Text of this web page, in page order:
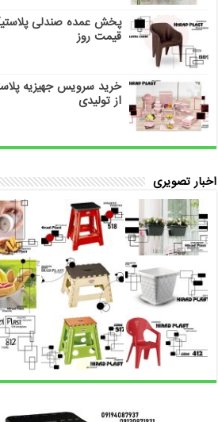
قیمت روز
خرید سرویس جهیزیه
از تولیدی
اخبار تصویری